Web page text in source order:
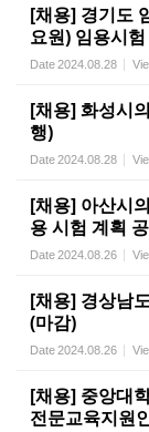
[채용] 경기도
요원) 임용시
Date2024.08.28
[채용] 화성시
행)
Date2024.08.28
[채용] 아산시
용 시험 계획
Date2024.08.26
[채용] 경상남
(마감)
Date2024.08.26
[채용] 중앙대
전문교육지원